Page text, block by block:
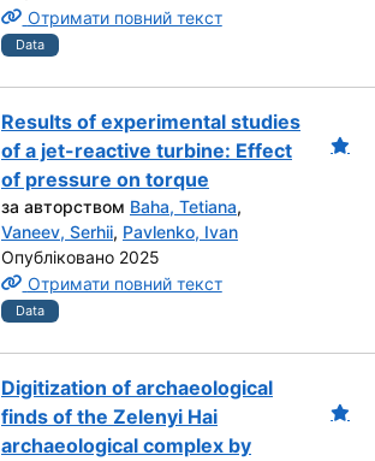
Отримати повний текст
Data
Results of experimental studies
of a jet-reactive turbine: Effect
of pressure on torque
за авторством Baha, Tetiana,
Vaneev, Serhii, Pavlenko, Ivan
Опубліковано 2025
Отримати повний текст
Data
Digitization of archaeological
finds of the Zelenyi Hai
archaeological complex by